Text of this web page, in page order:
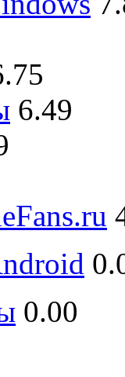
6.49
0.00